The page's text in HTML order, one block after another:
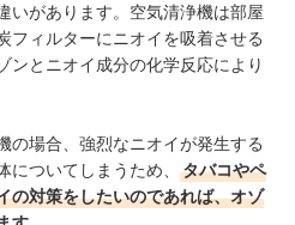
いがあります。空気清浄機は部屋
フィルターにニオイを吸着させる
ンとニオイ成分の化学反応により
の場合、強烈なニオイが発生する
についてしまうため、
タバコやペ
の対策をしたいのであれば、オゾ